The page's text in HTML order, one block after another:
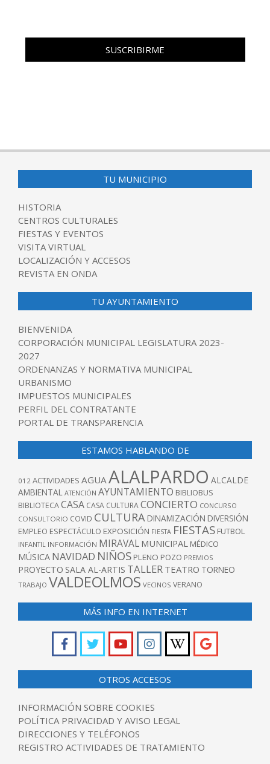
TU MUNICIPIO
HISTORIA
CENTROS CULTURALES
FIESTAS Y EVENTOS
VISITA VIRTUAL
LOCALIZACIÓN Y ACCESOS
REVISTA EN ONDA
TU AYUNTAMIENTO
BIENVENIDA
CORPORACIÓN MUNICIPAL LEGISLATURA 2023-
2027
ORDENANZAS Y NORMATIVA MUNICIPAL
URBANISMO
IMPUESTOS MUNICIPALES
PERFIL DEL CONTRATANTE
PORTAL DE TRANSPARENCIA
ESTAMOS HABLANDO DE
012 ACTIVIDADES AGUAALALPARDO ALCALDE
AMBIENTAL ATENCIÓN AYUNTAMIENTO BIBLIOBUS
BIBLIOTECACASA CASA CULTURACONCIERTO CONCURSO
CONSULTORIO COVID CULTURA DINAMIZACIÓN DIVERSIÓN
EMPLEO ESPECTÁCULO EXPOSICIÓN FIESTA FIESTAS FUTBOL
INFANTIL INFORMACIÓN MIRAVAL MUNICIPAL MÉDICO
MÚSICA NAVIDAD NIÑOS PLENO POZO PREMIOS
PROYECTO SALA AL-ARTIS TALLER TEATRO TORNEO
TRABAJO VALDEOLMOS VECINOS VERANO
MÁS INFO EN INTERNET
OTROS ACCESOS
INFORMACIÓN SOBRE COOKIES
POLÍTICA PRIVACIDAD Y AVISO LEGAL
DIRECCIONES Y TELÉFONOS
REGISTRO ACTIVIDADES DE TRATAMIENTO